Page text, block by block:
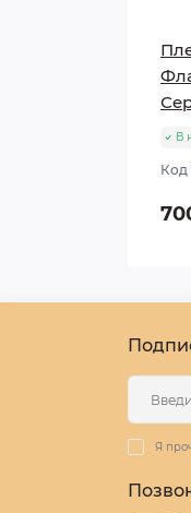
В
Код
Я